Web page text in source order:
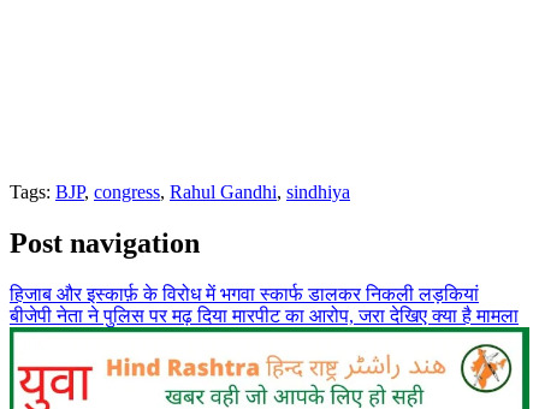
Tags: BJP, congress, Rahul Gandhi, sindhiya
Post navigation
हिजाब और इस्कार्फ़ के विरोध में भगवा स्कार्फ डालकर निकली लड़कियां
बीजेपी नेता ने पुलिस पर मढ़ दिया मारपीट का आरोप, जरा देखिए क्या है मामला